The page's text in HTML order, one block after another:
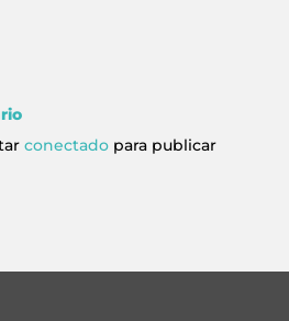
conectadopara publicar